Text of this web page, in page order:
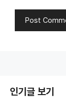
인기글 보기